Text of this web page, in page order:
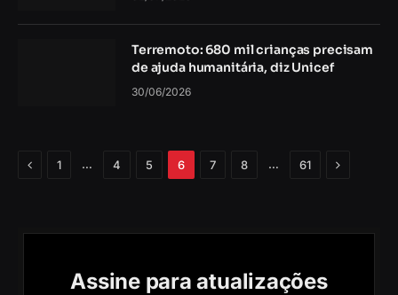
Terremoto: 680 mil crianças precisam
de ajuda humanitária, diz Unicef
30/06/2026
Anterior
1 … 4 5 6 7 8 … 61 Próximo
Assine para atualizações